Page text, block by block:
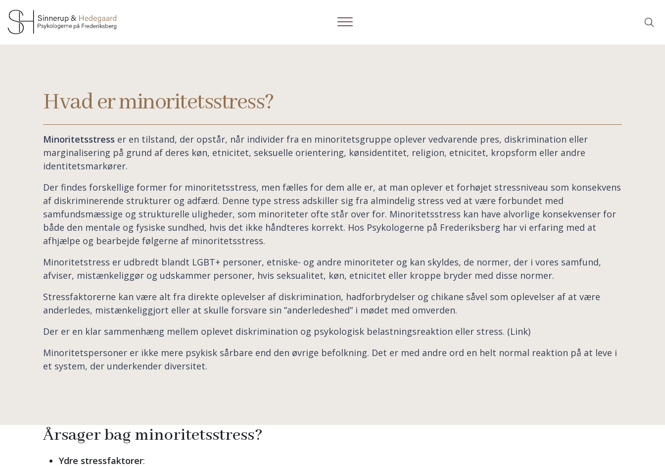
hovedindhold
Hvad er minoritetsstress?
Minoritetsstress er en tilstand, der opstår, når individer fra en minoritetsgruppe oplever vedvarende pres, diskrimination eller
marginalisering på grund af deres køn, etnicitet, seksuelle orientering, kønsidentitet, religion, etnicitet, kropsform eller andre
identitetsmarkører.
Der findes forskellige former for minoritetsstress, men fælles for dem alle er, at man oplever et forhøjet stressniveau som konsekvens
af diskriminerende strukturer og adfærd. Denne type stress adskiller sig fra almindelig stress ved at være forbundet med
samfundsmæssige og strukturelle uligheder, som minoriteter ofte står over for. Minoritetsstress kan have alvorlige konsekvenser for
både den mentale og fysiske sundhed, hvis det ikke håndteres korrekt. Hos Psykologerne på Frederiksberg har vi erfaring med at
afhjælpe og bearbejde følgerne af minoritetsstress.
Minoritetstress er udbredt blandt LGBT+ personer, etniske- og andre minoriteter og kan skyldes, de normer, der i vores samfund,
afviser, mistænkeliggør og udskammer personer, hvis seksualitet, køn, etnicitet eller kroppe bryder med disse normer.
Stressfaktorerne kan være alt fra direkte oplevelser af diskrimination, hadforbrydelser og chikane såvel som oplevelser af at være
anderledes, mistænkeliggjort eller at skulle forsvare sin ”anderledeshed” i mødet med omverden.
Der er en klar sammenhæng mellem oplevet diskrimination og psykologisk belastningsreaktion eller stress. (Link)
Minoritetspersoner er ikke mere psykisk sårbare end den øvrige befolkning. Det er med andre ord en helt normal reaktion på at leve i
et system, der underkender diversitet.
Årsager bag minoritetsstress?
Ydre stressfaktorer: